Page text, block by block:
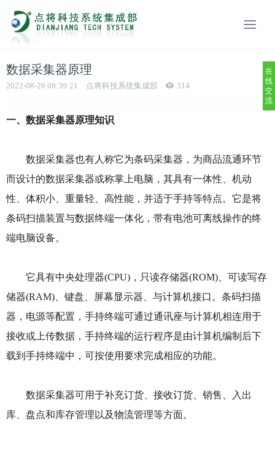
数据采集器原理
2022-08-26 09:39:21 点将科技系统集成部 314
一、数据采集器原理知识
数据采集器也有人称它为条码采集器，为商品流通环节
而设计的数据采集器或称掌上电脑，其具有一体性、机动
性、体积小、重量轻、高性能，并适于手持等特点。它是将
条码扫描装置与数据终端一体化，带有电池可离线操作的终
端电脑设备。
它具有中央处理器(CPU)，只读存储器(ROM)、可读写存
储器(RAM)、键盘、屏幕显示器、与计算机接口。条码扫描
器，电源等配置，手持终端可通过通讯座与计算机相连用于
接收或上传数据，手持终端的运行程序是由计算机编制后下
载到手持终端中，可按使用要求完成相应的功能。
数据采集器可用于补充订货、接收订货、销售、入出
库、盘点和库存管理以及物流管理等方面。
在
线
交
流